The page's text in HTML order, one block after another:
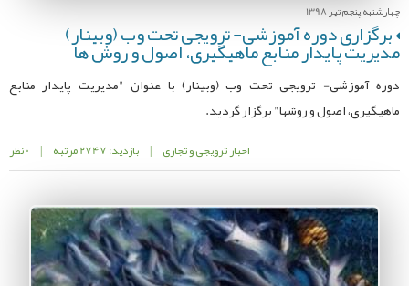
چهارشنبه پنجم تیر 1398
برگزاری دوره آموزشی- ترویجی تحت وب (وبینار)
مدیریت پایدار منابع ماهیگیری، اصول و روش ها
دوره آموزشی- ترویجی تحت وب (وبینار) با عنوان "مدیریت پایدار منابع
ماهیگیری، اصول و روشها" برگزار گردید.
اخبار ترویجی و تجاری | بازدید: 2747 مرتبه | 0 نظر